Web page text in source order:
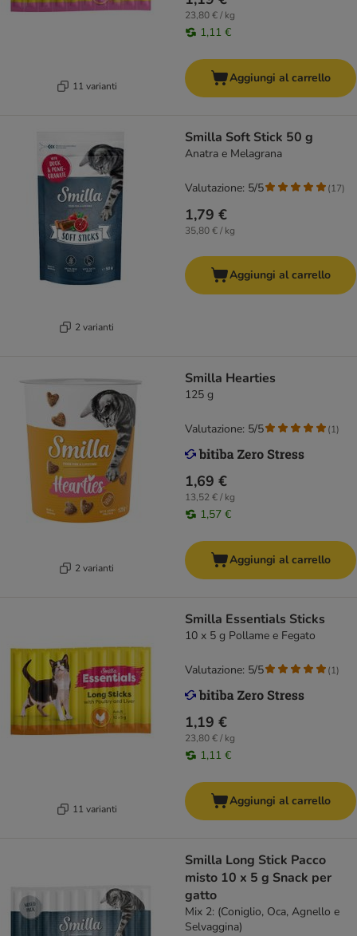
11 varianti
23,80 € / kg
1,11 €
Aggiungi al carrello
2 varianti
Smilla Soft Stick 50 g
Anatra e Melagrana
1,79 €
35,80 € / kg
Valutazione: 5/5 (17)
Aggiungi al carrello
2 varianti
Smilla Hearties
125 g
1,69 €
13,52 € / kg
1,57 €
Valutazione: 5/5 (1)
Aggiungi al carrello
11 varianti
Smilla Essentials Sticks
10 x 5 g Pollame e Fegato
1,19 €
23,80 € / kg
1,11 €
Valutazione: 5/5 (1)
Aggiungi al carrello
Smilla Long Stick Pacco
misto 10 x 5 g Snack per
gatto
Mix 2: (Coniglio, Oca, Agnello e
Selvaggina)